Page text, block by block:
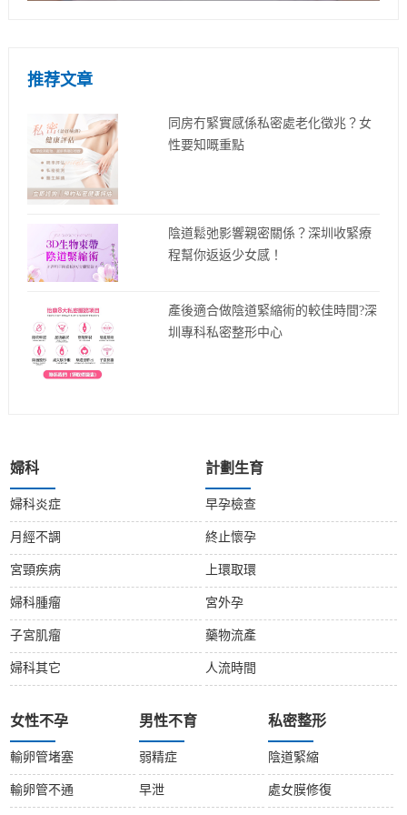
推荐文章
同房冇緊實感係私密處老化徵兆？女
性要知嘅重點
陰道鬆弛影響親密關係？深圳收緊療
程幫你返返少女感！
產後適合做陰道緊縮術的較佳時間?深
圳專科私密整形中心
婦科
婦科炎症
月經不調
宮頸疾病
婦科腫瘤
子宮肌瘤
婦科其它
計劃生育
早孕檢查
終止懷孕
上環取環
宮外孕
藥物流產
人流時間
女性不孕
輸卵管堵塞
輸卵管不通
男性不育
弱精症
早泄
私密整形
陰道緊縮
處女膜修復